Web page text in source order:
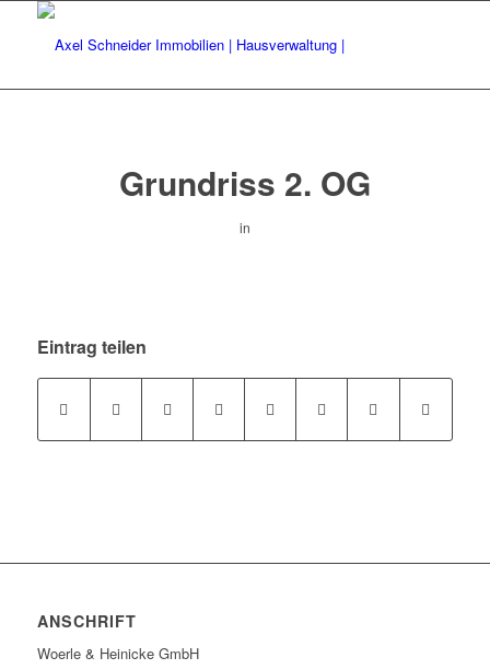
Grundriss 2. OG
in
Eintrag teilen
ANSCHRIFT
Woerle & Heinicke GmbH